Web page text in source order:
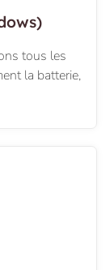
tous les
la batterie,